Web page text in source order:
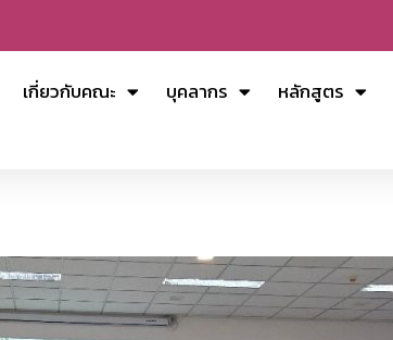
เกี่ยวกับคณะ บุคลากร หลักสูตร